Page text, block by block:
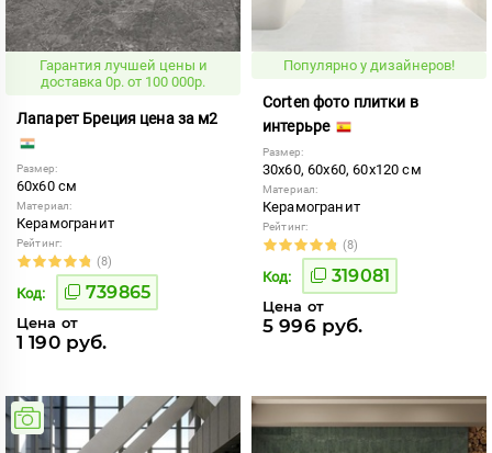
Гарантия лучшей цены и
доставка 0р. от 100 000р.
Лапарет Бреция цена за м2
Размер:
60x60 см
Материал:
Керамогранит
Рейтинг:
(8)
Код: 739865
Цена от
1 190 руб.
Популярно у дизайнеров!
Corten фото плитки в
интерьре
Размер:
30x60, 60x60, 60x120 см
Материал:
Керамогранит
Рейтинг:
(8)
Код: 319081
Цена от
5 996 руб.